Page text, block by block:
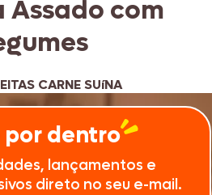
Assado com
CARNE SUíNA
por dentro
lançamentos e
direto no seu e-mail.